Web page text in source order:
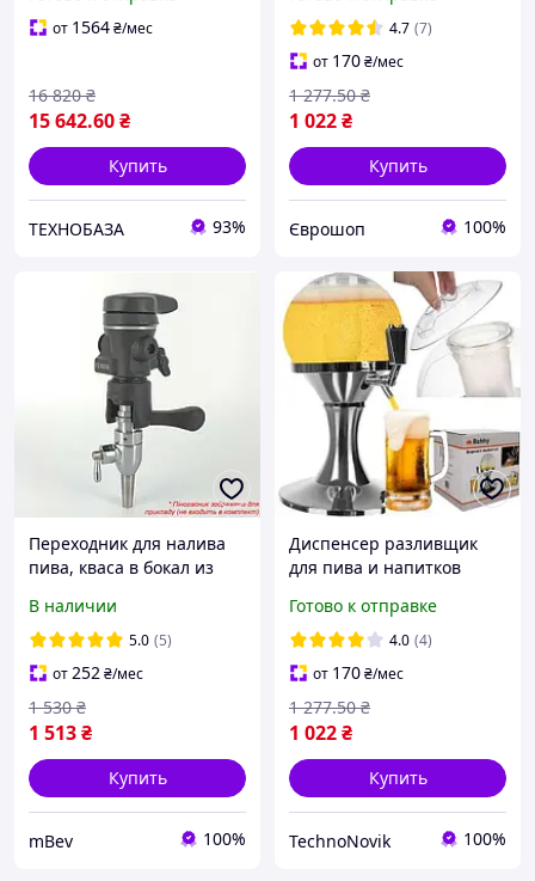
самоочистка
от 1564₴/мес
15 642.60₴
16 820 ₴
Купить
ТЕХНОБАЗА 93%
для напитков4.7 (7)
от 170₴/мес
1 022₴
1 277.50 ₴
Купить
Єврошоп 100%
Переходник для налива
пива, кваса в бокал из
пеногасителя (пегаса)
Boel G-Connector iTap
В наличии
5.0 (5)
от252₴/мес
1 513₴
1 530 ₴
Купить
mBev 100%
Диспенсер разливщик
для пива и напитков
Готово к отправке
4.0 (4)
от 170₴/мес
1 022₴
1 277.50 ₴
Купить
TechnoNovik 100%